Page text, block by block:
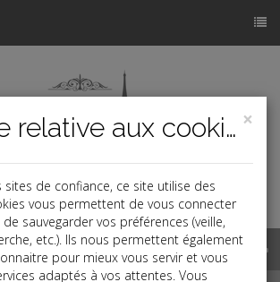
×
Politique relative aux cookies
de confiance, ce site utilise des
vous permettent de vous connecter
sauvegarder vos préférences (veille,
etc.). Ils nous permettent également
pour mieux vous servir et vous
adaptés à vos attentes. Vous